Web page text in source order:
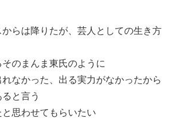
らは降りたが、芸人としての生き方
のまんま東氏のように
なかった、出る実力がなかったから
と言う
思わせてもらいたい